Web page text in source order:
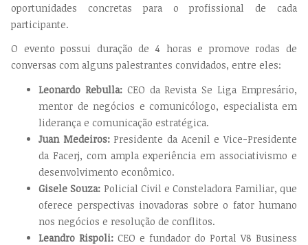
oportunidades concretas para o profissional de cada
participante.
O evento possui duração de 4 horas e promove rodas de
conversas com alguns palestrantes convidados, entre eles:
Leonardo Rebulla:CEO da Revista Se Liga Empresário,
mentor de negócios e comunicólogo, especialista em
liderança e comunicação estratégica.
Juan Medeiros:Presidente da Acenil e Vice-Presidente
da Facerj, com ampla experiência em associativismo e
desenvolvimento econômico.
Gisele Souza: Policial Civil e Consteladora Familiar, que
oferece perspectivas inovadoras sobre o fator humano
nos negócios e resolução de conflitos.
Leandro Rispoli: CEO e fundador do Portal V8 Business